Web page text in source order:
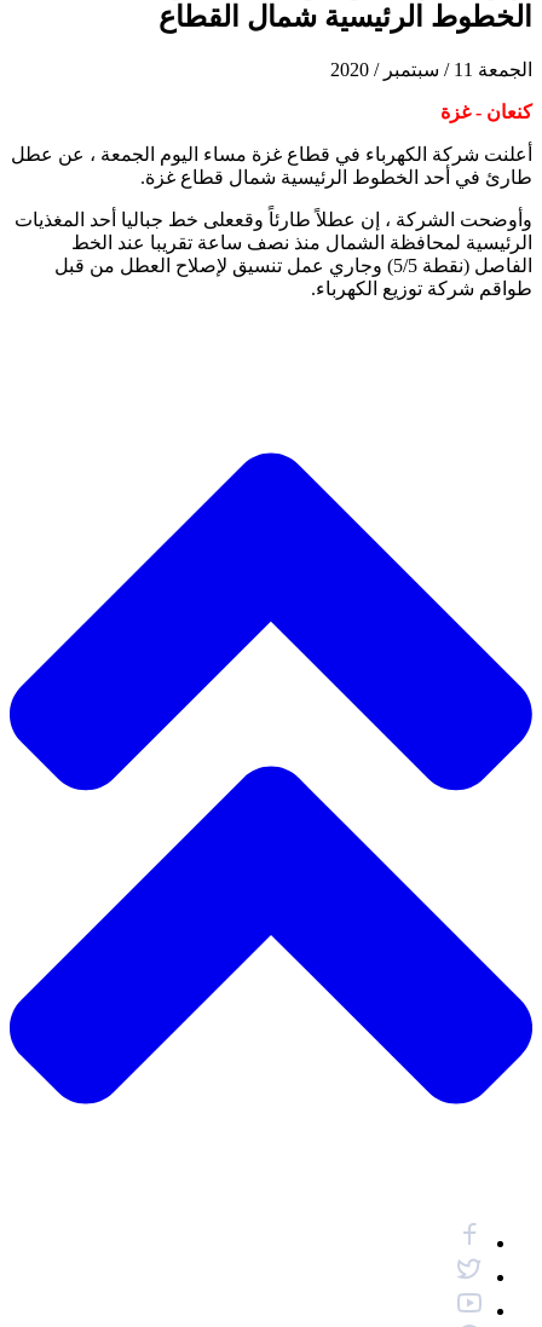
الخطوط الرئيسية شمال القطاع
الجمعة 11 / سبتمبر / 2020
كنعان - غزة
أعلنت شركة الكهرباء في قطاع غزة مساء اليوم الجمعة ، عن عطل
طارئ في أحد الخطوط الرئيسية شمال قطاع غزة.
وأوضحت الشركة ، إن عطلاً طارئاً وقععلى خط جباليا أحد المغذيات
الرئيسية لمحافظة الشمال منذ نصف ساعة تقريبا عند الخط
الفاصل (نقطة 5/5) وجاري عمل تنسيق لإصلاح العطل من قبل
طواقم شركة توزيع الكهرباء.